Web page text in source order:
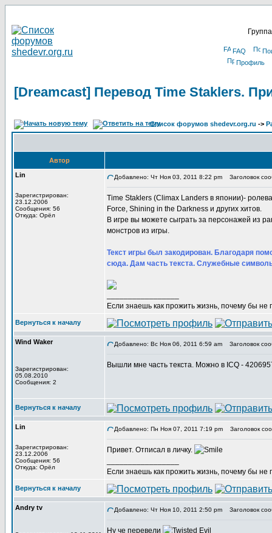
FAQ
Профиль
[Dreamcast] Перевод Time Staklers.
Список форумов shedevr.org.ru ->
Автор
Lin
Зарегистрирован:
23.12.2006
Сообщения: 56
Откуда: Орёл
Добавлено: Чт Ноя 03, 2011 8:22 pm Заголовок
Time Staklers (Climax Landers в японии)-
Force, Shining in the Darkness и других хитов.
В игре вы можете сыграть за персонажей из
монстров из игры.
Текст игры был закодирован. Благодаря
сюда. Дам часть текста. Служебные
Если знаешь как прожить жизнь, почему бы не
Вернуться к началу
Wind Waker
Зарегистрирован:
05.08.2010
Сообщения: 2
Добавлено: Вс Ноя 06, 2011 6:59 am Заголовок
Вышли мне часть текста. Можно в ICQ -
Вернуться к началу
Lin
Зарегистрирован:
23.12.2006
Сообщения: 56
Откуда: Орёл
Добавлено: Пн Ноя 07, 2011 7:19 pm Заголовок
Привет. Отписал в личку.
Если знаешь как прожить жизнь, почему бы не
Вернуться к началу
Andry tv Добавлено: Чт Ноя 10, 2011 2:50 pm Заголовок
Ну че перевели